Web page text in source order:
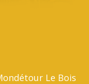
Le Bois